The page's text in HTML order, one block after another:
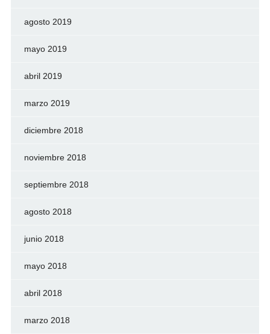
agosto 2019
mayo 2019
abril 2019
marzo 2019
diciembre 2018
noviembre 2018
septiembre 2018
agosto 2018
junio 2018
mayo 2018
abril 2018
marzo 2018